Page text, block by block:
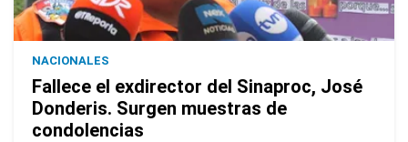
NACIONALES
Fallece el exdirector del Sinaproc, José
Donderis. Surgen muestras de
condolencias